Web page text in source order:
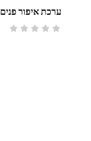
ערכת איפור פנים